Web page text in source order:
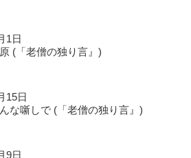
1日
(「老僧の独り言』)
15日
な噺しで (「老僧の独り言』)
9日